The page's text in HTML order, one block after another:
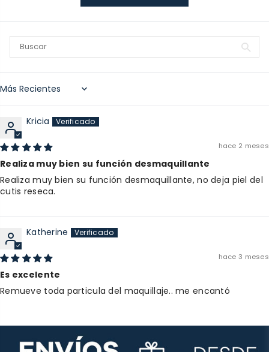
Sort by
Kricia
hace 2 meses
Realiza muy bien su función desmaquillante
Realiza muy bien su función desmaquillante, no deja piel del
cutis reseca.
Katherine
hace 3 meses
Es excelente
Remueve toda particula del maquillaje.. me encantó